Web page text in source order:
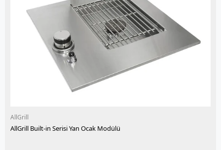
AllGrill
AllGrill Built-in Serisi Yan Ocak Modülü